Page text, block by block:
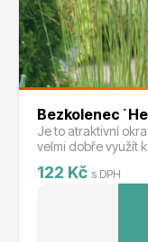
Je to atraktivní
velmi dobře využít
metličky.
122 Kč s DPH